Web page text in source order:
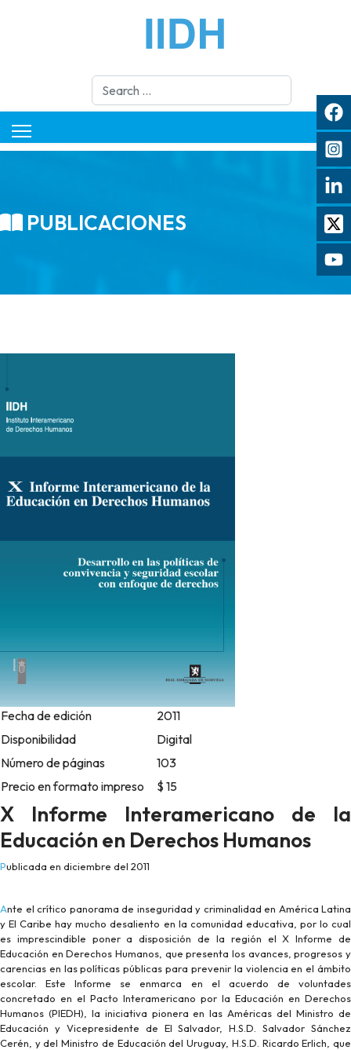
Search
PUBLICACIONES
Fecha de edición
2011
Disponibilidad
Digital
Número de páginas
103
Precio en formato impreso
$ 15
X Informe Interamericano de la
Educación en Derechos Humanos
Publicada en diciembre del 2011
Ante el crítico panorama de inseguridad y criminalidad en América Latina
y El Caribe hay mucho desaliento en la comunidad educativa, por lo cual
es imprescindible poner a disposición de la región el X Informe de
Educación en Derechos Humanos, que presenta los avances, progresos y
carencias en las políticas públicas para prevenir la violencia en el ámbito
escolar. Este Informe se enmarca en el acuerdo de voluntades
concretado en el Pacto Interamericano por la Educación en Derechos
Humanos (PIEDH), la iniciativa pionera en las Américas del Ministro de
Educación y Vicepresidente de El Salvador, H.S.D. Salvador Sánchez
Cerén, y del Ministro de Educación del Uruguay, H.S.D. Ricardo Erlich, que